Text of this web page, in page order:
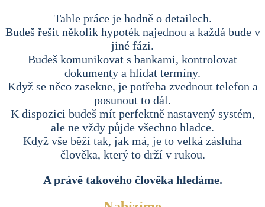
Tahle práce je hodně o detailech.
Budeš řešit několik hypoték najednou a každá bude v
jiné fázi.
Budeš komunikovat s bankami, kontrolovat
dokumenty a hlídat termíny.
Když se něco zasekne, je potřeba zvednout telefon a
posunout to dál.
K dispozici budeš mít perfektně nastavený systém,
ale ne vždy půjde všechno hladce.
Když vše běží tak, jak má, je to velká zásluha
člověka, který to drží v rukou.
A právě takového člověka hledáme.